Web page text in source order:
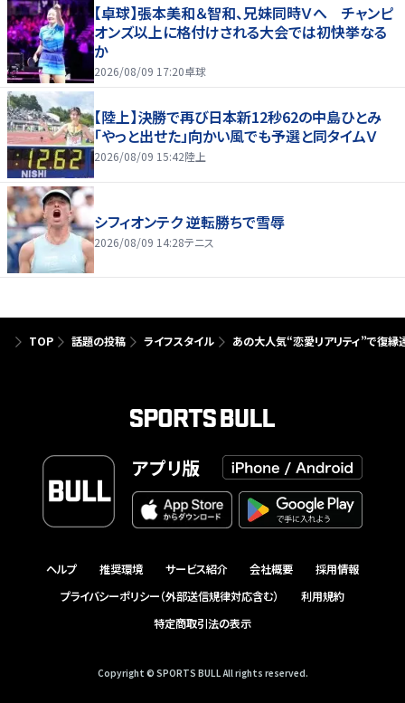
【卓球】張本美和＆智和、兄妹同時Ｖへ チャンピ
オンズ以上に格付けされる大会では初快挙なる
か
2026/08/09 17:20卓球
【陸上】決勝で再び日本新12秒62の中島ひとみ
「やっと出せた」向かい風でも予選と同タイムＶ
2026/08/09 15:42陸上
シフィオンテク 逆転勝ちで雪辱
2026/08/09 14:28テニス
TOP 話題の投稿 ライフスタイル あの大人気“恋愛リアリティ”で復縁
アプリ版
ヘルプ 推奨環境 サービス紹介 会社概要
採用情報
プライバシーポリシー（外部送信規律対応含む）
利用規約
特定商取引法の表示
Copyright © SPORTS BULL All rights reserved.